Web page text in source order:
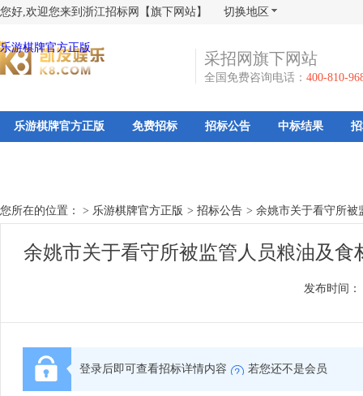
您好,欢迎您来到浙江招标网【旗下网站】 切换地区
乐游棋牌官方正版
采招网旗下网站
全国免费咨询电话： 400-810-
乐游棋牌官方正版 免费招标 招标公告 中标结果
您所在的位置： > 乐游棋牌官方正版 > 招标公告 > 余姚市关于看守所被
余姚市关于看守所被监管人员粮油及
发布时间：
登录后即可查看招标详情内容 若您还不是会员